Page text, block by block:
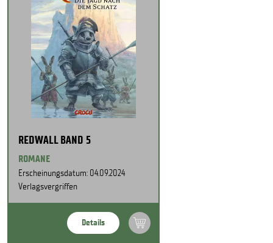
REDWALL BAND 5
ROMANE
Erscheinungsdatum: 04.09.2024
Verlagsvergriffen
Details